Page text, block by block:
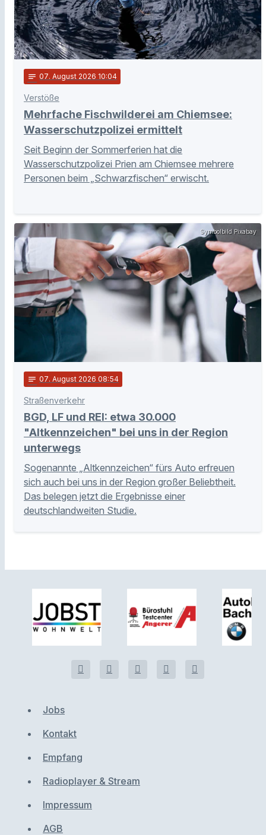
notes 07. August 2026 10:04
Verstöße
Mehrfache Fischwilderei am Chiemsee:
Wasserschutzpolizei ermittelt
Seit Beginn der Sommerferien hat die
Wasserschutzpolizei Prien am Chiemsee mehrere
Personen beim „Schwarzfischen“ erwischt.
Symbolbild Pixabay
notes 07. August 2026 08:54
Straßenverkehr
BGD, LF und REI: etwa 30.000
"Altkennzeichen" bei uns in der Region
unterwegs
Sogenannte „Altkennzeichen“ fürs Auto erfreuen
sich auch bei uns in der Region großer Beliebtheit.
Das belegen jetzt die Ergebnisse einer
deutschlandweiten Studie.
Jobs
Kontakt
Empfang
Radioplayer & Stream
Impressum
AGB